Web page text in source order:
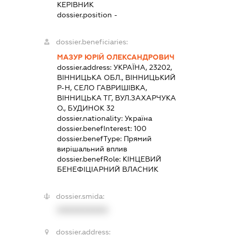
КЕРІВНИК
dossier.position -
dossier.beneficiaries:
МАЗУР ЮРІЙ ОЛЕКСАНДРОВИЧ
dossier.address:УКРАЇНА, 23202,
ВІННИЦЬКА ОБЛ., ВІННИЦЬКИЙ
Р-Н, СЕЛО ГАВРИШІВКА,
ВІННИЦЬКА ТГ, ВУЛ.ЗАХАРЧУКА
О., БУДИНОК 32
dossier.nationality:Україна
dossier.benefInterest:100
dossier.benefType: Прямий
вирішальний вплив
dossier.benefRole: КІНЦЕВИЙ
БЕНЕФІЦІАРНИЙ ВЛАСНИК
dossier.smida:
dossier.address: